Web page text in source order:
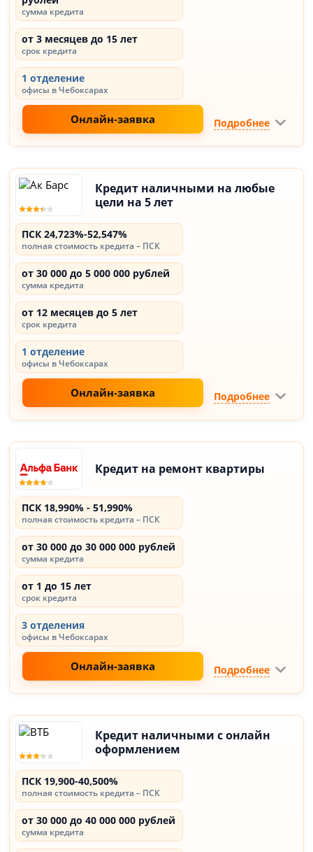
сумма кредита
от 3 месяцев до 15 лет
срок кредита
1 отделение
офисы в Чебоксарах
Онлайн-заявка Подробнее
Кредит наличными на любые
цели на 5 лет
ПСК 24,723%-52,547%
полная стоимость кредита – ПСК
от 30 000 до 5 000 000 рублей
сумма кредита
от 12 месяцев до 5 лет
срок кредита
1 отделение
офисы в Чебоксарах
Онлайн-заявка Подробнее
Кредит на ремонт квартиры
ПСК 18,990% - 51,990%
полная стоимость кредита – ПСК
от 30 000 до 30 000 000 рублей
сумма кредита
от 1 до 15 лет
срок кредита
3 отделения
офисы в Чебоксарах
Онлайн-заявка Подробнее
Кредит наличными с онлайн
оформлением
ПСК 19,900-40,500%
полная стоимость кредита – ПСК
от 30 000 до 40 000 000 рублей
сумма кредита